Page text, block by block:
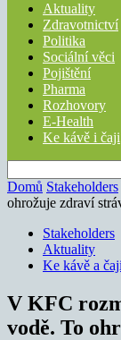
Aktuality
Zdravotnictví
Politika
Sociální věci
Pojištění
Pharma
Rozhovory
E-Health
Ke kávě i čaji
Domů Stakeholders
ohrožuje zdraví
Stakeholders
Aktuality
Ke kávě a čaji
V KFC
vodě. To